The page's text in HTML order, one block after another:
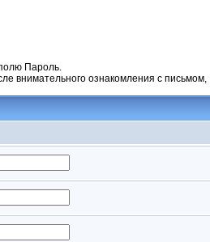
Пароль.
внимательного ознакомления с